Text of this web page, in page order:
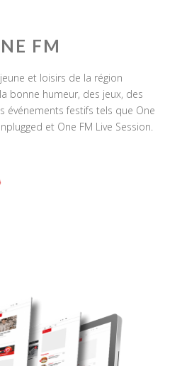
FM
et loisirs de la région
bonne humeur, des jeux, des
événements festifs tels que One
et One FM Live Session.